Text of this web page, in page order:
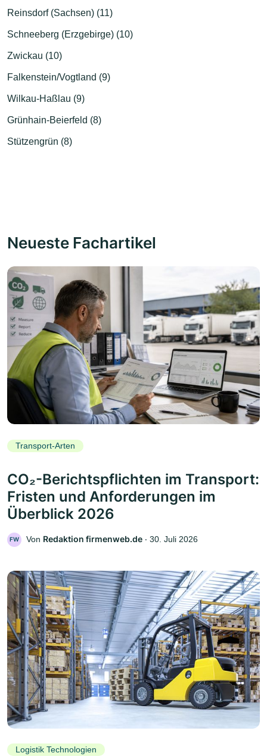
Reinsdorf (Sachsen) (11)
Schneeberg (Erzgebirge) (10)
Zwickau (10)
Falkenstein/Vogtland (9)
Wilkau-Haßlau (9)
Grünhain-Beierfeld (8)
Stützengrün (8)
Neueste Fachartikel
Transport-Arten
CO₂-Berichtspflichten im Transport:
Fristen und Anforderungen im
Überblick 2026
FW Von Redaktion firmenweb.de ‧ 30. Juli 2026
Logistik Technologien